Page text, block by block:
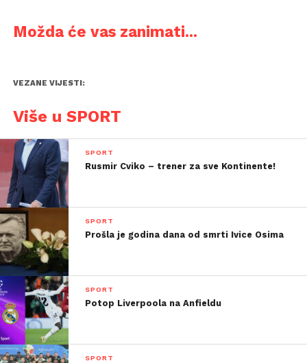
Možda će vas zanimati...
VEZANE VIJESTI:
Više u SPORT
SPORT
Rusmir Cviko – trener za sve Kontinente!
SPORT
Prošla je godina dana od smrti Ivice Osima
SPORT
Potop Liverpoola na Anfieldu
SPORT